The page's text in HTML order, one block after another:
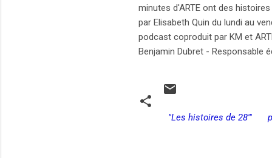
minutes d'ARTE ont des
par Elisabeth Quin du lundi au
podcast coproduit par KM et
Benjamin Dubret - Responsable
"Les histoires de 28'"